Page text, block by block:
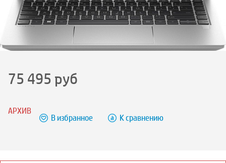
75 495 руб
АРХИВ
В избранное К сравнению